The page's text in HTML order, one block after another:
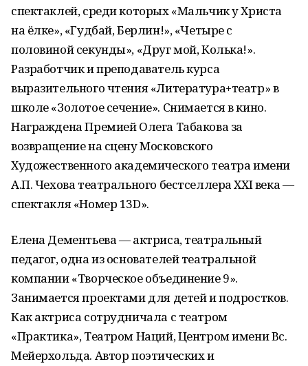
спектаклей, среди которых «Мальчик у Христа
на ёлке», «Гудбай, Берлин!», «Четыре с
половиной секунды», «Друг мой, Колька!».
Разработчик и преподаватель курса
выразительного чтения «Литература+театр» в
школе «Золотое сечение». Снимается в кино.
Награждена Премией Олега Табакова за
возвращение на сцену Московского
Художественного академического театра имени
А.П. Чехова театрального бестселлера XXI века —
спектакля «Номер 13D».
Елена Дементьева — актриса, театральный
педагог, одна из основателей театральной
компании «Творческое объединение 9».
Занимается проектами для детей и подростков.
Как актриса сотрудничала с театром
«Практика», Театром Наций, Центром имени Вс.
Мейерхольда. Автор поэтических и